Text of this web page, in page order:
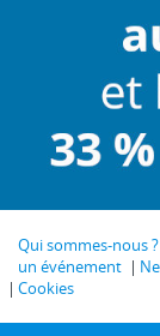
Qui sommes-nous ?
un événement
Cookies